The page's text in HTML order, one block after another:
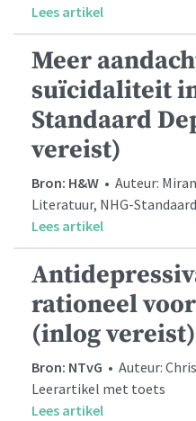
Lees artikel
Meer
suïcidaliteit
Standaard
vereist)
Bron: H&W • Auteur:
Literatuur, NHG-Standaard
Lees artikel
rationeel
(inlog vereist)
Bron: NTvG • Auteur:
Leerartikel met toets
Lees artikel